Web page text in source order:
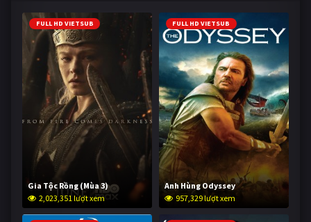
FULL HD VIETSUB
Gia Tộc Rồng (Mùa 3)
2,023,351 lượt xem
FULL HD VIETSUB
Anh Hùng Odyssey
957,329 lượt xem